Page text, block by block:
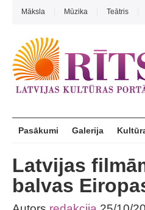
Māksla Mūzika Teātris
Pasākumi Galerija
Latvijas
balvas